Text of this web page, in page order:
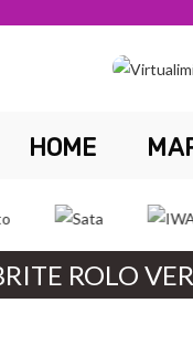
HOME
ROLO